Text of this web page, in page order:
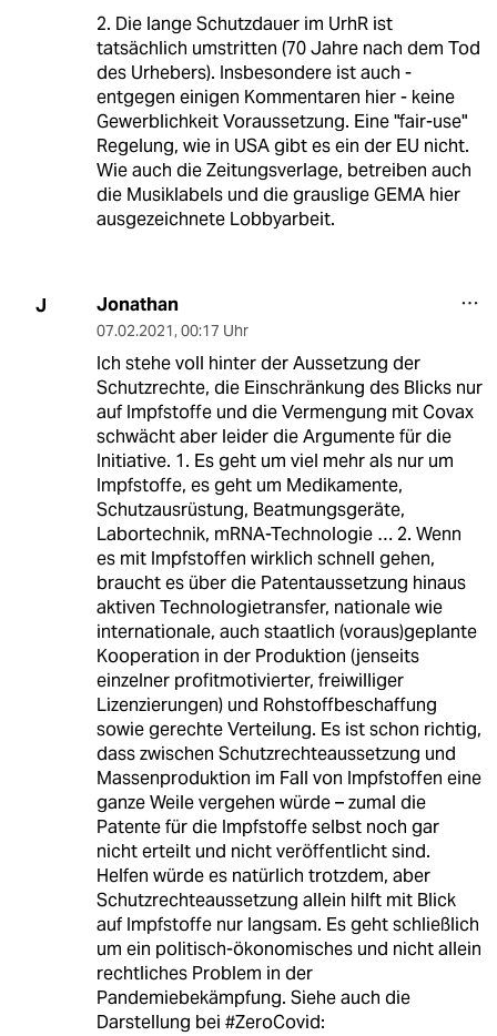
2. Die lange Schutzdauer im UrhR ist
tatsächlich umstritten (70 Jahre nach dem Tod
des Urhebers). Insbesondere ist auch -
entgegen einigen Kommentaren hier - keine
Gewerblichkeit Voraussetzung. Eine "fair-use"
Regelung, wie in USA gibt es ein der EU nicht.
Wie auch die Zeitungsverlage, betreiben auch
die Musiklabels und die grauslige GEMA hier
ausgezeichnete Lobbyarbeit.
J Jonathan
07.02.2021, 00:17 Uhr
Ich stehe voll hinter der Aussetzung der
Schutzrechte, die Einschränkung des Blicks nur
auf Impfstoffe und die Vermengung mit Covax
schwächt aber leider die Argumente für die
Initiative. 1. Es geht um viel mehr als nur um
Impfstoffe, es geht um Medikamente,
Schutzausrüstung, Beatmungsgeräte,
Labortechnik, mRNA-Technologie … 2. Wenn
es mit Impfstoffen wirklich schnell gehen,
braucht es über die Patentaussetzung hinaus
aktiven Technologietransfer, nationale wie
internationale, auch staatlich (voraus)geplante
Kooperation in der Produktion (jenseits
einzelner profitmotivierter, freiwilliger
Lizenzierungen) und Rohstoffbeschaffung
sowie gerechte Verteilung. Es ist schon richtig,
dass zwischen Schutzrechteaussetzung und
Massenproduktion im Fall von Impfstoffen eine
ganze Weile vergehen würde – zumal die
Patente für die Impfstoffe selbst noch gar
nicht erteilt und nicht veröffentlicht sind.
Helfen würde es natürlich trotzdem, aber
Schutzrechteaussetzung allein hilft mit Blick
auf Impfstoffe nur langsam. Es geht schließlich
um ein politisch-ökonomisches und nicht allein
rechtliches Problem in der
Pandemiebekämpfung. Siehe auch die
Darstellung bei #ZeroCovid: